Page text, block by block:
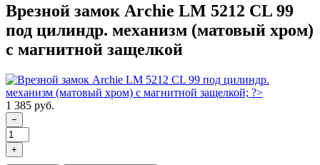
Врезной замок Archie LM 5212 CL 99
под цилиндр. механизм (матовый хром)
с магнитной защелкой
1 385 руб.
−
+